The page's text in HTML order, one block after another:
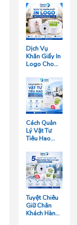
Nhựa: Loại
Nào Bền
Hơn?
Dịch Vụ
Khăn Giấy In
Logo Cho
Giá Rẻ Tại
TP.HCM
Cách Quản
Lý Vật Tư
Tiêu Hao
Sạn Quy Mô
Trên 50
Phòng Giúp
Tối Ưu Chi
Phí Vận
Hành
Tuyệt Chiêu
Giữ Chân
Khách Hàng: